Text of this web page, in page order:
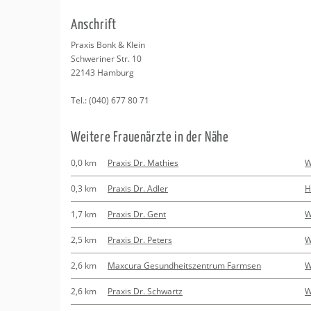
Beratung
Kurse
Regionale Tipps
An­schrift
Pra­xis Bonk & Klein
Schwe­ri­ner Str. 10
22143 Ham­burg
Tel.:(040) 677 80 71
Wei­te­re Frau­en­ärz­te in der Nähe
0,0 km Praxis Dr. Mathies
0,3 km Praxis Dr. Adler
1,7 km Praxis Dr. Gent
2,5 km Praxis Dr. Peters
2,6 km Maxcura Gesundheitszentrum Farmsen
2,6 km Praxis Dr. Schwartz